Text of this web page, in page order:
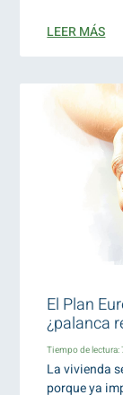
LEER MÁS
El Plan
¿palanca
Tiempo de lectura:
La vivienda
porque ya